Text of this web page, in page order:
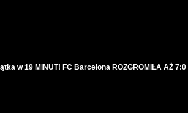
w 19 MINUT! FC Barcelona ROZGROMIŁA AŻ 7:0